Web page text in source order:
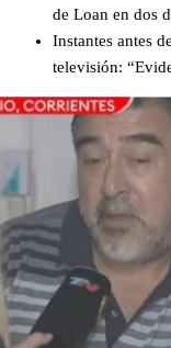
de Loan en dos
Instantes antes
televisión: